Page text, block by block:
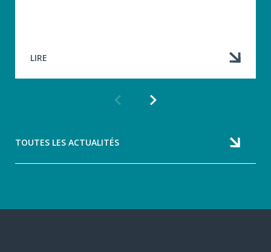
LIRE
Article
TOUTES LES ACTUALITÉS